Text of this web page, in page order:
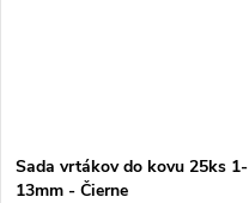
Sada vrtákov do kovu 25ks 1-
13mm - Čierne